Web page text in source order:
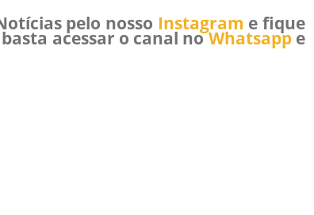
pelo nosso Instagram e fique
acessar o canal noWhatsappe